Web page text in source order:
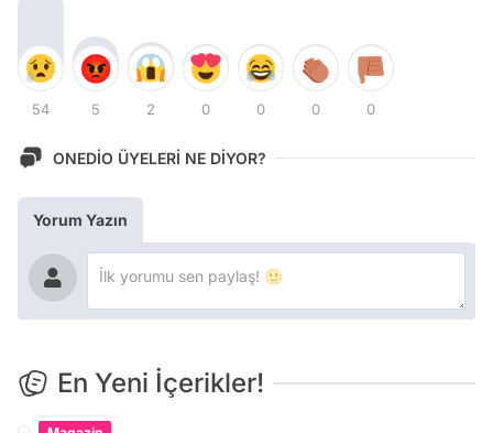
54 5 2 0 0 0 0
ONEDİO ÜYELERİ NE DİYOR?
Yorum Yazın
En Yeni İçerikler!